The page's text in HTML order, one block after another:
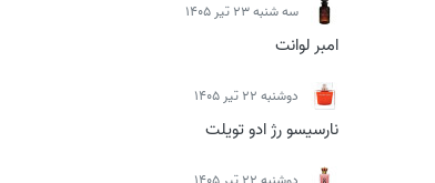
سه شنبه 23 تیر 1405
امبر لوانت
دوشنبه 22 تیر 1405
نارسیسو رژ ادو تویلت